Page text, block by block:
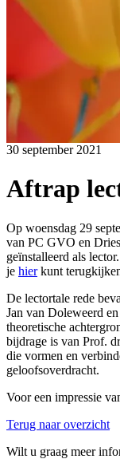
30 september 2021
Aftrap
Op woensdag 29
van PC GVO en
geïnstalleerd als
je hierkunt
De lectortale rede
Jan van Doleweerd
theoretische
bijdrage is van Prof.
die vormen en
geloofsoverdracht.
Voor een impressie
Terug naar overzicht
Wilt u graag meer